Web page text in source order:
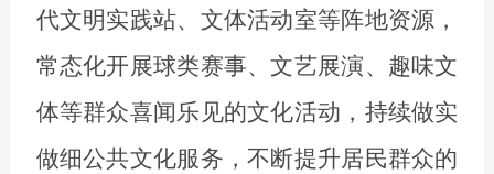
代文明实践站、文体活动室等阵地资源，
常态化开展球类赛事、文艺展演、趣味文
体等群众喜闻乐见的文化活动，持续做实
做细公共文化服务，不断提升居民群众的